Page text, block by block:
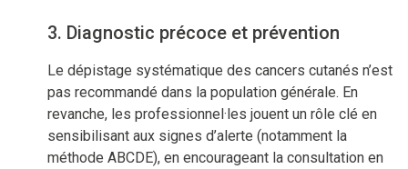
3. Diagnostic précoce et prévention
Le dépistage systématique des cancers cutanés n’est
pas recommandé dans la population générale. En
revanche, les professionnel·les jouent un rôle clé en
sensibilisant aux signes d’alerte (notamment la
méthode ABCDE), en encourageant la consultation en